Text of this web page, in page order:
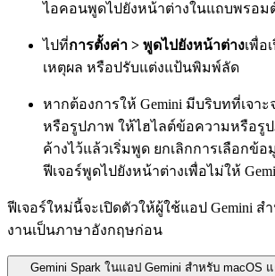
ไอคอนพูดไปยังหน้าต่างในแถบพรอม
ไปที่การตั้งค่า > พูดไปยังหน้าต่างเพื่อ
เหตุผล หรือปรับแต่งแป้นพิมพ์ลัด
หากต้องการให้ Gemini มีบริบทที่เจา
หรือรูปภาพ ให้ไฮไลต์ข้อความหรือรู
ค้างไว้แล้วเริ่มพูด ยกเลิกการเลือกข้อ
ฟีเจอร์พูดไปยังหน้าต่างเพื่อไม่ให้
ฟีเจอร์ใหม่นี้จะเปิดตัวให้ผู้ใช้แอป Gemini สำ
งานเป็นภาษาอังกฤษก่อน
Gemini Spark ในแอป Gemini สำหรับ macOS